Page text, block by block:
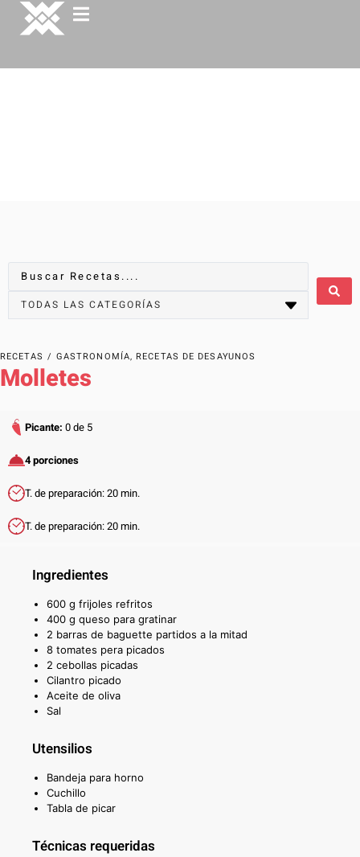
RECETAS / GASTRONOMÍA, RECETAS DE DESAYUNOS
Molletes
Picante: 0 de 5
4 porciones
T. de preparación: 20 min.
T. de preparación: 20 min.
Ingredientes
600 g frijoles refritos
400 g queso para gratinar
2 barras de baguette partidos a la mitad
8 tomates pera picados
2 cebollas picadas
Cilantro picado
Aceite de oliva
Sal
Utensilios
Bandeja para horno
Cuchillo
Tabla de picar
Técnicas requeridas